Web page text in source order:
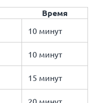
Время
10 минут
10 минут
15 минут
20 минут